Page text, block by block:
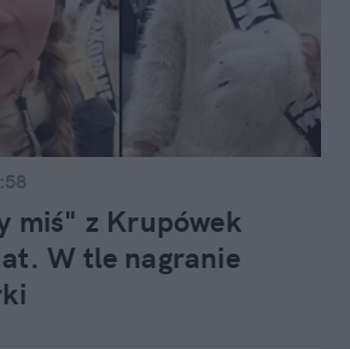
miś" z Krupówek
W tle nagranie